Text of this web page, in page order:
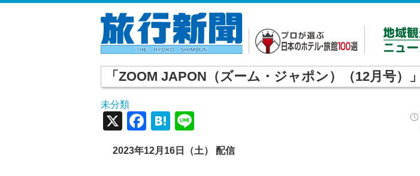
「ZOOM JAPON（ズーム・ジャポン）（12月号）」
未分類
X Facebook
Hatena
2023年12月16日（土） 配信